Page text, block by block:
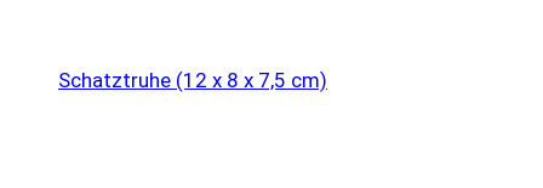
Schatztruhe (12 x 8 x 7,5 cm)